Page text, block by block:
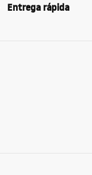
Entrega rápida